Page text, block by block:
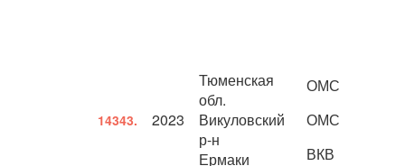
14343. 2023
Тюменская
обл.
Викуловский
р-н
Ермаки
ОМС
ОМС
ВКВ